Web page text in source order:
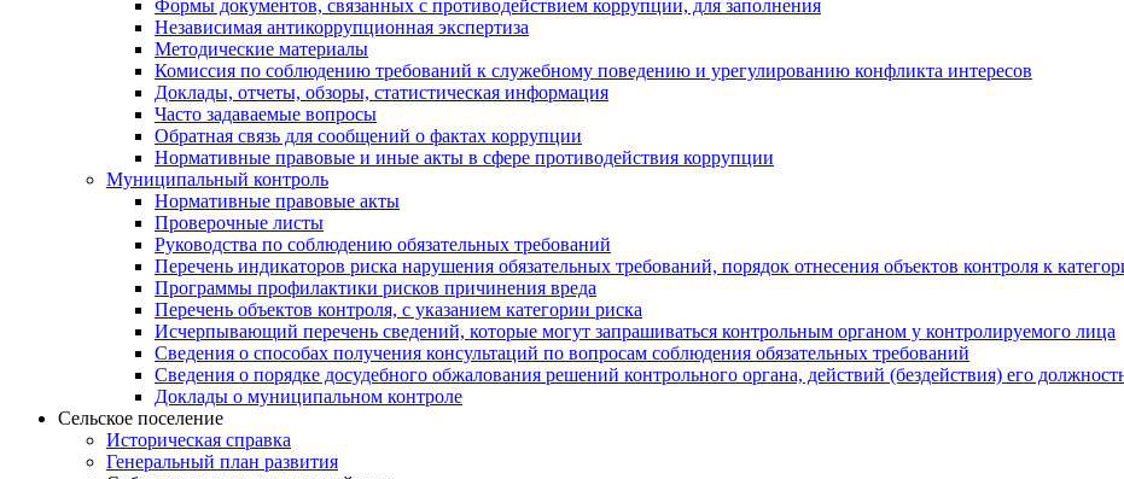
Формы документов, связанных с противодействием коррупции, для заполнения
Независимая антикоррупционная экспертиза
Методические материалы
Комиссия по соблюдению требований к служебному поведению и урегулированию конфликта интересов
Доклады, отчеты, обзоры, статистическая информация
Часто задаваемые вопросы
Обратная связь для сообщений о фактах коррупции
Нормативные правовые и иные акты в сфере противодействия коррупции
Муниципальный контроль
Нормативные правовые акты
Проверочные листы
Руководства по соблюдению обязательных требований
Перечень индикаторов риска нарушения обязательных требований, порядок отнесения объектов контроля к
Программы профилактики рисков причинения вреда
Перечень объектов контроля, с указанием категории риска
Исчерпывающий перечень сведений, которые могут запрашиваться контрольным органом у контролируемого лица
Сведения о способах получения консультаций по вопросам соблюдения обязательных требований
Сведения о порядке досудебного обжалования решений контрольного органа, действий (бездействия) его
Доклады о муниципальном контроле
Сельское поселение
Историческая справка
Генеральный план развития